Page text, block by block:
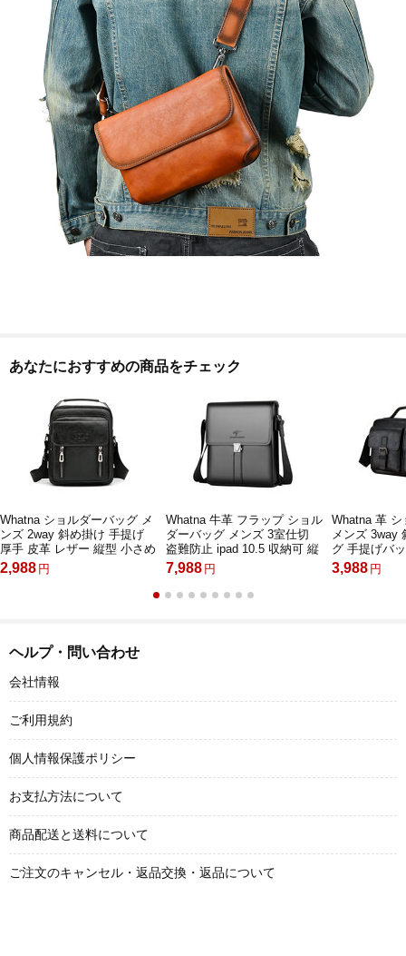
あなたにおすすめの商品をチェック
Whatna ショルダーバッグ メ
ンズ 2way 斜め掛け 手提げ
厚手 皮革 レザー 縦型 小さめ
メッセンジャーバッグ 通学
通勤バッグ hs- 1606
2,988 円
Whatna 牛革 フラップ ショル
ダーバッグ メンズ 3室仕切
盗難防止 ipad 10.5 収納可 縦
型 メンズ ビジネスかばん斜
めがけ 小さめメッセンジャー
バッグ 斜め掛け通学通勤バッ
7,988 円
Whatna 革
メンズ 3way
グ 手提げバ
グ セカンド
収納可 横型
3,988 円
ヘルプ・問い合わせ
会社情報
ご利用規約
個人情報保護ポリシー
お支払方法について
商品配送と送料について
ご注文のキャンセル・返品交換・返品について